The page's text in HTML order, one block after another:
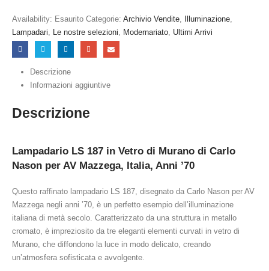
Availability: Esaurito Categorie: Archivio Vendite, Illuminazione,
Lampadari, Le nostre selezioni, Modernariato, Ultimi Arrivi
Descrizione
Informazioni aggiuntive
Descrizione
Lampadario LS 187 in Vetro di Murano di Carlo
Nason per AV Mazzega, Italia, Anni ’70
Questo raffinato lampadario LS 187, disegnato da Carlo Nason per AV
Mazzega negli anni ’70, è un perfetto esempio dell’illuminazione
italiana di metà secolo. Caratterizzato da una struttura in metallo
cromato, è impreziosito da tre eleganti elementi curvati in vetro di
Murano, che diffondono la luce in modo delicato, creando
un’atmosfera sofisticata e avvolgente.